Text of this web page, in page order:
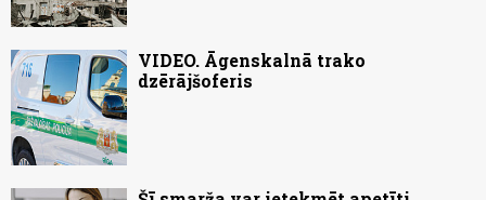
VIDEO. Āgenskalnā trako
dzērājšoferis